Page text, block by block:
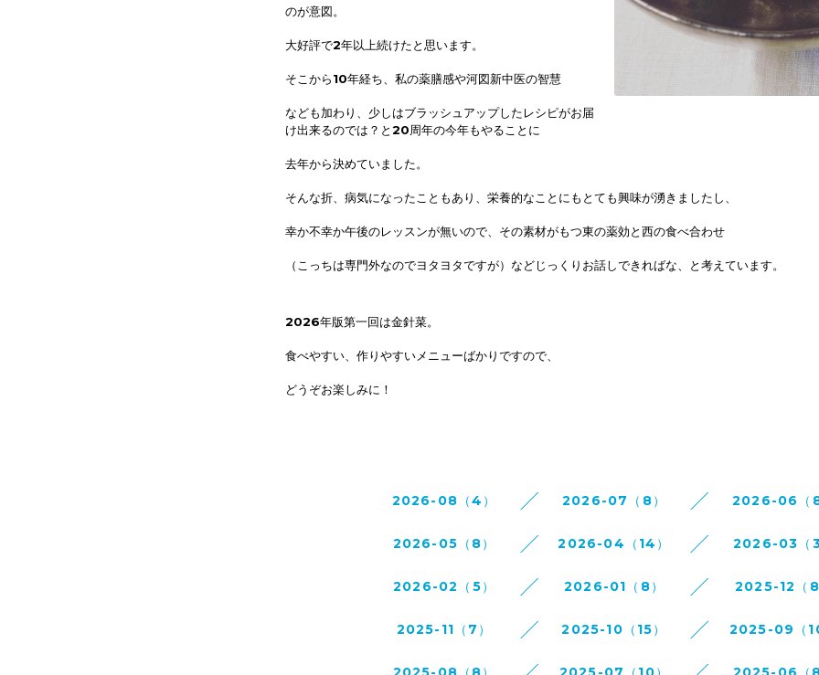
のが意図。
大好評で2年以上続けたと思います。
そこから10年経ち、私の薬膳感や河図新中医の智慧
なども加わり、 少しはブラッシュアップしたレシピがお届
け出来るのでは？と20周年の今年もやることに
去年から決めていました。
そんな折、病気になったこともあり、 栄養的なことにも とても興味が湧きましたし、
幸か不幸か午後のレッスンが無いので、 その素材がもつ東の薬効と西の食べ合わせ
（こっちは専門外なのでヨタヨタですが） などじっくり お話しできればな、 と考えています。
2026年版第一回は金針菜。
食べやすい、作りやすいメニューばかりですので、
どうぞお楽しみに！
2026-08（4） 2026-07（8） 2026-06（
2026-05（8） 2026-04（14） 2026-03（
2026-02（5） 2026-01（8） 2025-12（
2025-11（7） 2025-10（15） 2025-09（